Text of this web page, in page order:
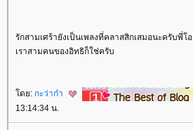
รักสามเศร้ายังเป็นเพลงที่คลาสสิกเสมอนะครับพี่โอ
เราสามคนของอิทธิก็ใช่ครับ
ดย: กะว่าก๋า
13:14:34 น.